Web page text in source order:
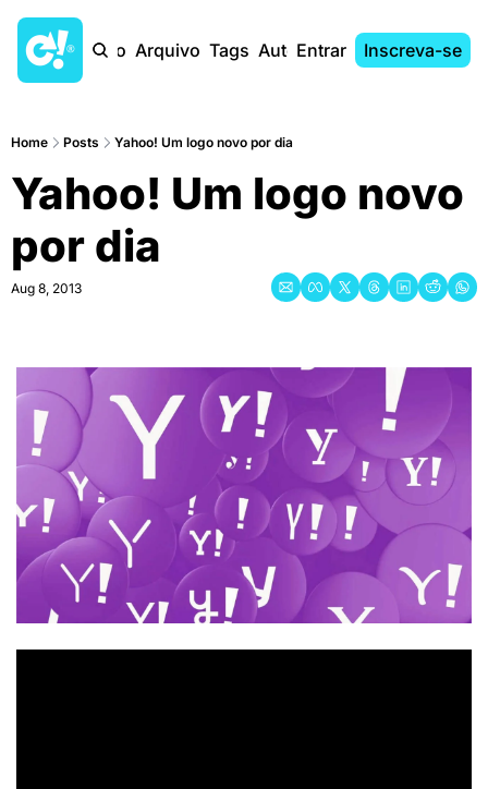
Início Arquivo Tags AutoresEntrar Inscreva-se
Home Posts Yahoo! Um logo novo por dia
Yahoo! Um logo novo
por dia
Aug 8, 2013